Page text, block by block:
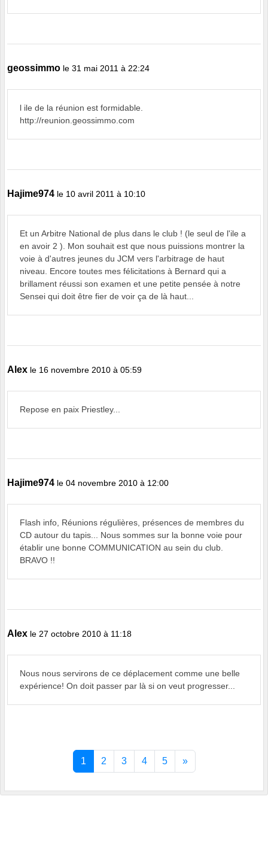
geossimmo le 31 mai 2011 à 22:24
l ile de la réunion est formidable.
http://reunion.geossimmo.com
Hajime974 le 10 avril 2011 à 10:10
Et un Arbitre National de plus dans le club ! (le seul de l'ile a
en avoir 2 ). Mon souhait est que nous puissions montrer la
voie à d'autres jeunes du JCM vers l'arbitrage de haut
niveau. Encore toutes mes félicitations à Bernard qui a
brillament réussi son examen et une petite pensée à notre
Sensei qui doit être fier de voir ça de là haut...
Alex le 16 novembre 2010 à 05:59
Repose en paix Priestley...
Hajime974 le 04 novembre 2010 à 12:00
Flash info, Réunions régulières, présences de membres du
CD autour du tapis... Nous sommes sur la bonne voie pour
établir une bonne COMMUNICATION au sein du club.
BRAVO !!
Alex le 27 octobre 2010 à 11:18
Nous nous servirons de ce déplacement comme une belle
expérience! On doit passer par là si on veut progresser...
1 2 3 4 5 »